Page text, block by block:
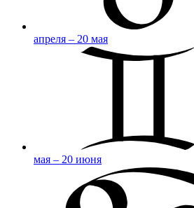
апреля – 20 мая
мая – 20 июня